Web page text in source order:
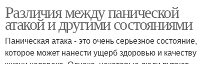
Различия между панической
атакой и другими состояниями
Паническая атака - это очень серьезное состояние,
которое может нанести ущерб здоровью и качеству